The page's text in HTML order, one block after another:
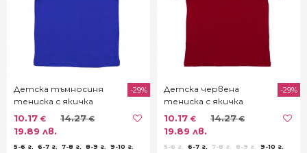
Детска тъмносиня
тениска с якичка
-29%
10.17 €
19.89 лв.
14.27€
5-6 г. 6-7 г. 7-8 г. 8-9 г.
9-10 г.
Детска червена
тениска с якичка
-29%
10.17 €
19.89 лв.
14.27€
5-6 г. 6-7 г. 7-8 г. 8-9 г.
9-10 г.